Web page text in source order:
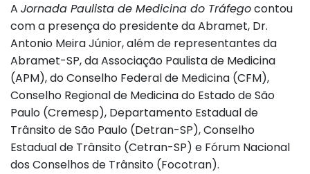
A Jornada Paulista de Medicina do Tráfegocontou
com a presença do presidente da Abramet, Dr.
Antonio Meira Júnior, além de representantes da
Abramet-SP, da Associação Paulista de Medicina
(APM), do Conselho Federal de Medicina (CFM),
Conselho Regional de Medicina do Estado de São
Paulo (Cremesp), Departamento Estadual de
Trânsito de São Paulo (Detran-SP), Conselho
Estadual de Trânsito (Cetran-SP) e Fórum Nacional
dos Conselhos de Trânsito (Focotran).